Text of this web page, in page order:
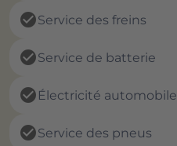
check_circleService des freins
check_circleService de batterie
check_circle Électricité automobile
check_circleService des pneus